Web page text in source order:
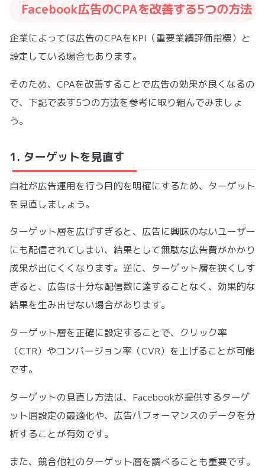
Facebook広告のCPAを改善する5つの方法
企業によっては広告のCPAをKPI（重要業績評価指標）と
設定している場合もあります。
そのため、CPAを改善することで広告の効果が良くなるの
で、下記で表す5つの方法を参考に取り組んでみましょ
う。
1. ターゲットを見直す
自社が広告運用を行う目的を明確にするため、ターゲット
を見直しましょう。
ターゲット層を広げすぎると、広告に興味のないユーザー
にも配信されてしまい、結果として無駄な広告費がかかり
成果が出にくくなります。逆に、ターゲット層を狭くしす
ぎると、広告は十分な配信数に達することなく、効果的な
結果を生み出せない場合があります。
ターゲット層を正確に設定することで、クリック率
（CTR）やコンバージョン率（CVR）を上げることが可能
です。
ターゲットの見直し方法は、Facebookが提供するターゲ
ット層設定の最適化や、広告パフォーマンスのデータを分
析することが有効です。
また、競合他社のターゲット層を調べることも重要です。